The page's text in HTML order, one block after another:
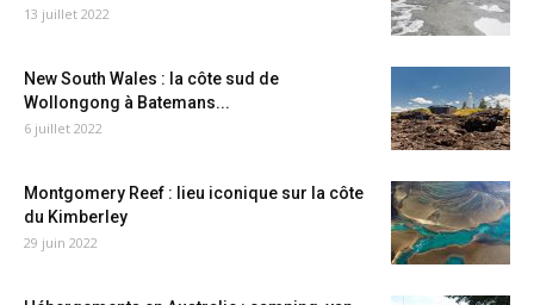
13 juillet 2022
New South Wales : la côte sud de
Wollongong à Batemans...
6 juillet 2022
Montgomery Reef : lieu iconique sur la côte
du Kimberley
29 juin 2022